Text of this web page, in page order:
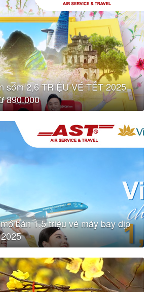
sớm 2,6 TRIỆU VÉ TẾT 2025
890.000
bán 1,5 triệu vé máy bay dịp